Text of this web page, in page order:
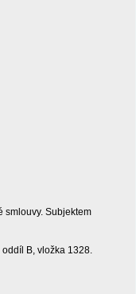
smlouvy. Subjektem
B, vložka 1328.